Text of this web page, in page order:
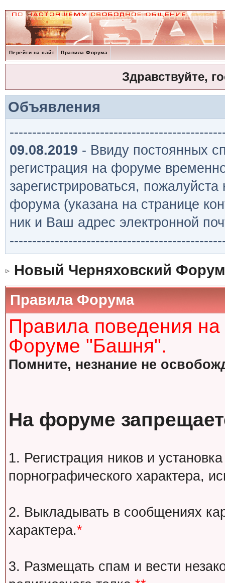
Перейти на сайт Правила Форума
Здравствуйте,
Объявления
09.08.2019 - Ввиду постоянных
регистрация на форуме
зарегистрироваться,
форума (указана на странице
ник и Ваш адрес электронной
Новый Черняховский Форум
Правила Форума
Правила поведения
Форуме "Башня".
Помните, незнание не
На форуме
1. Регистрация ников и
порнографического характера,
2. Выкладывать в сообщениях
характера.*
3. Размещать спам и вести